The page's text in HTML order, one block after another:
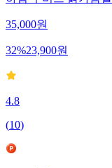
하림 수비드 닭가슴
35,000원
32%23,900원
4.8
(10)